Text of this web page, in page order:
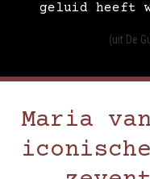
geluid heeft
(uit De
Maria